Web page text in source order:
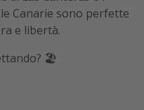
le Canarie sono perfette
e libertà.
🏖️